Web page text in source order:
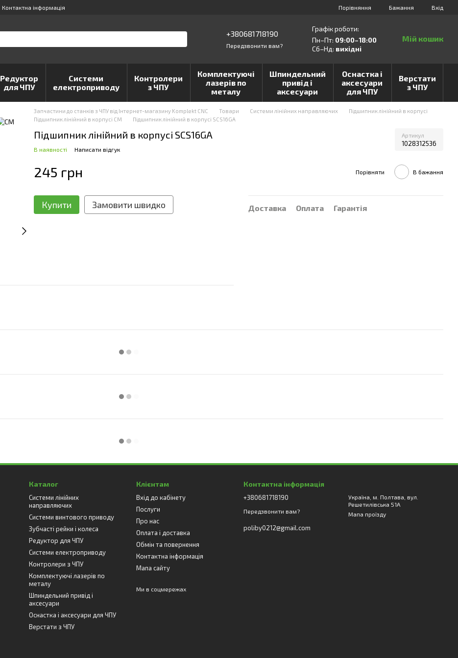
Контактна інформація Порівняння Бажання Вхід
+380681718190
Передзвонити вам?
Графік роботи:
Пн–Пт: 09:00–18:00
Сб–Нд: вихідні
Мій кошик
Редуктор
для ЧПУ
Системи
електроприводу
Контролери
з ЧПУ
Комплектуючі
лазерів по
металу
Шпиндельний
привід і
аксесуари
Оснастка і
аксесуари
для ЧПУ
Верстати
з ЧПУ
Запчастини до станків з ЧПУ від Інтернет-магазину Komplekt CNC Товари Системи лінійних направляючих
Підшипник лінійний в корпусі
Підшипник лінійний в корпусі CM
Підшипник лінійний в корпусі SCS16GA
Підшипник лінійний в корпусі SCS16GA Артикул
1028312536
В наявності Написати відгук
245 грн Порівняти В бажання
Купити Замовити швидко Доставка Оплата Гарантія
Каталог
Системи лінійних
направляючих
Системи винтового приводу
Зубчасті рейки і колеса
Редуктор для ЧПУ
Системи електроприводу
Контролери з ЧПУ
Комплектуючі лазерів по
металу
Шпиндельний привід і
аксесуари
Оснастка і аксесуари для ЧПУ
Верстати з ЧПУ
Клієнтам
Вхід до кабінету
Послуги
Про нас
Оплата і доставка
Обмін та повернення
Контактна інформація
Мапа сайту
Ми в соцмережах
Контактна інформація
+380681718190
Передзвонити вам?
poliby0212@gmail.com
Україна, м. Полтава, вул.
Решетилівська 51А
Мапа проїзду